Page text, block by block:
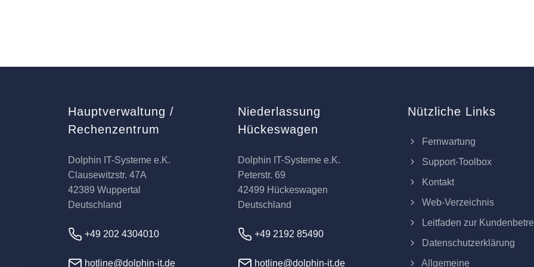
Hauptverwaltung /
Rechenzentrum
Dolphin IT-Systeme e.K.
Clausewitzstr. 47A
42389 Wuppertal
Deutschland
+49 202 4304010
hotline@dolphin-it.de
Niederlassung
Hückeswagen
Dolphin IT-Systeme e.K.
Peterstr. 69
42499 Hückeswagen
Deutschland
+49 2192 85490
hotline@dolphin-it.de
Nützliche Links
Fernwartung
Support-Toolbox
Kontakt
Web-Verzeichnis
Leitfaden zur
Datenschutzerklärung
Allgemeine